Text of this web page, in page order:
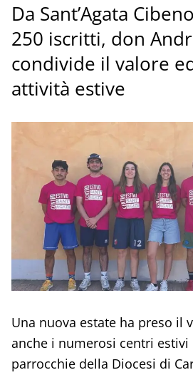
Da Sant’Agata
250 iscritti, don
condivide il valore
attività estive
Una nuova estate ha preso il
anche i numerosi centri
parrocchie della Diocesi di